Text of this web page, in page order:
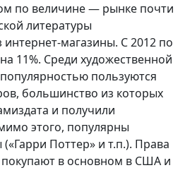
по величине — рынке почти
литературы
интернет-магазины. С 2012 по
11%. Среди художественной
пользуются
большинство из которых
и получили
этого, популярны
Поттер» и т.п.). Права
в основном в США и